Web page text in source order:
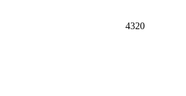
4320